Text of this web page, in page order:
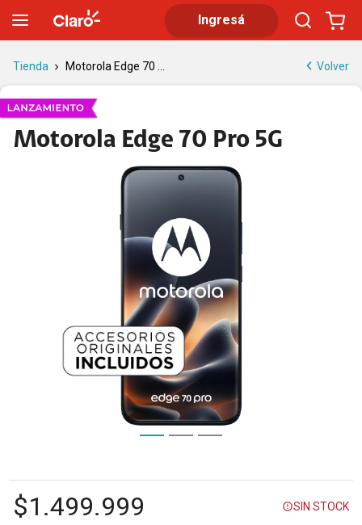
Ingresá
Tienda Motorola Edge 70 ... Volver
Motorola Edge 70 Pro 5G
$1.499.999 SIN STOCK
Motorola Edge 70 Pro 5G | Claro